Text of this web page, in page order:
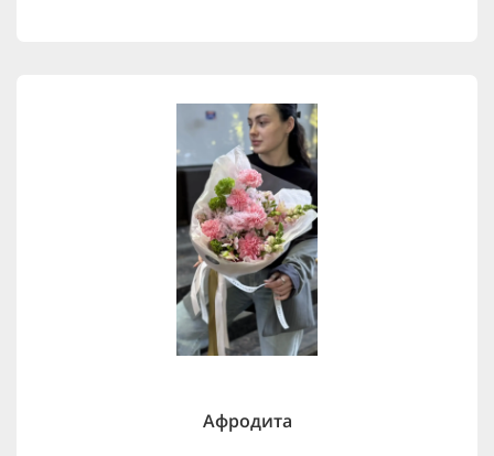
Афродита